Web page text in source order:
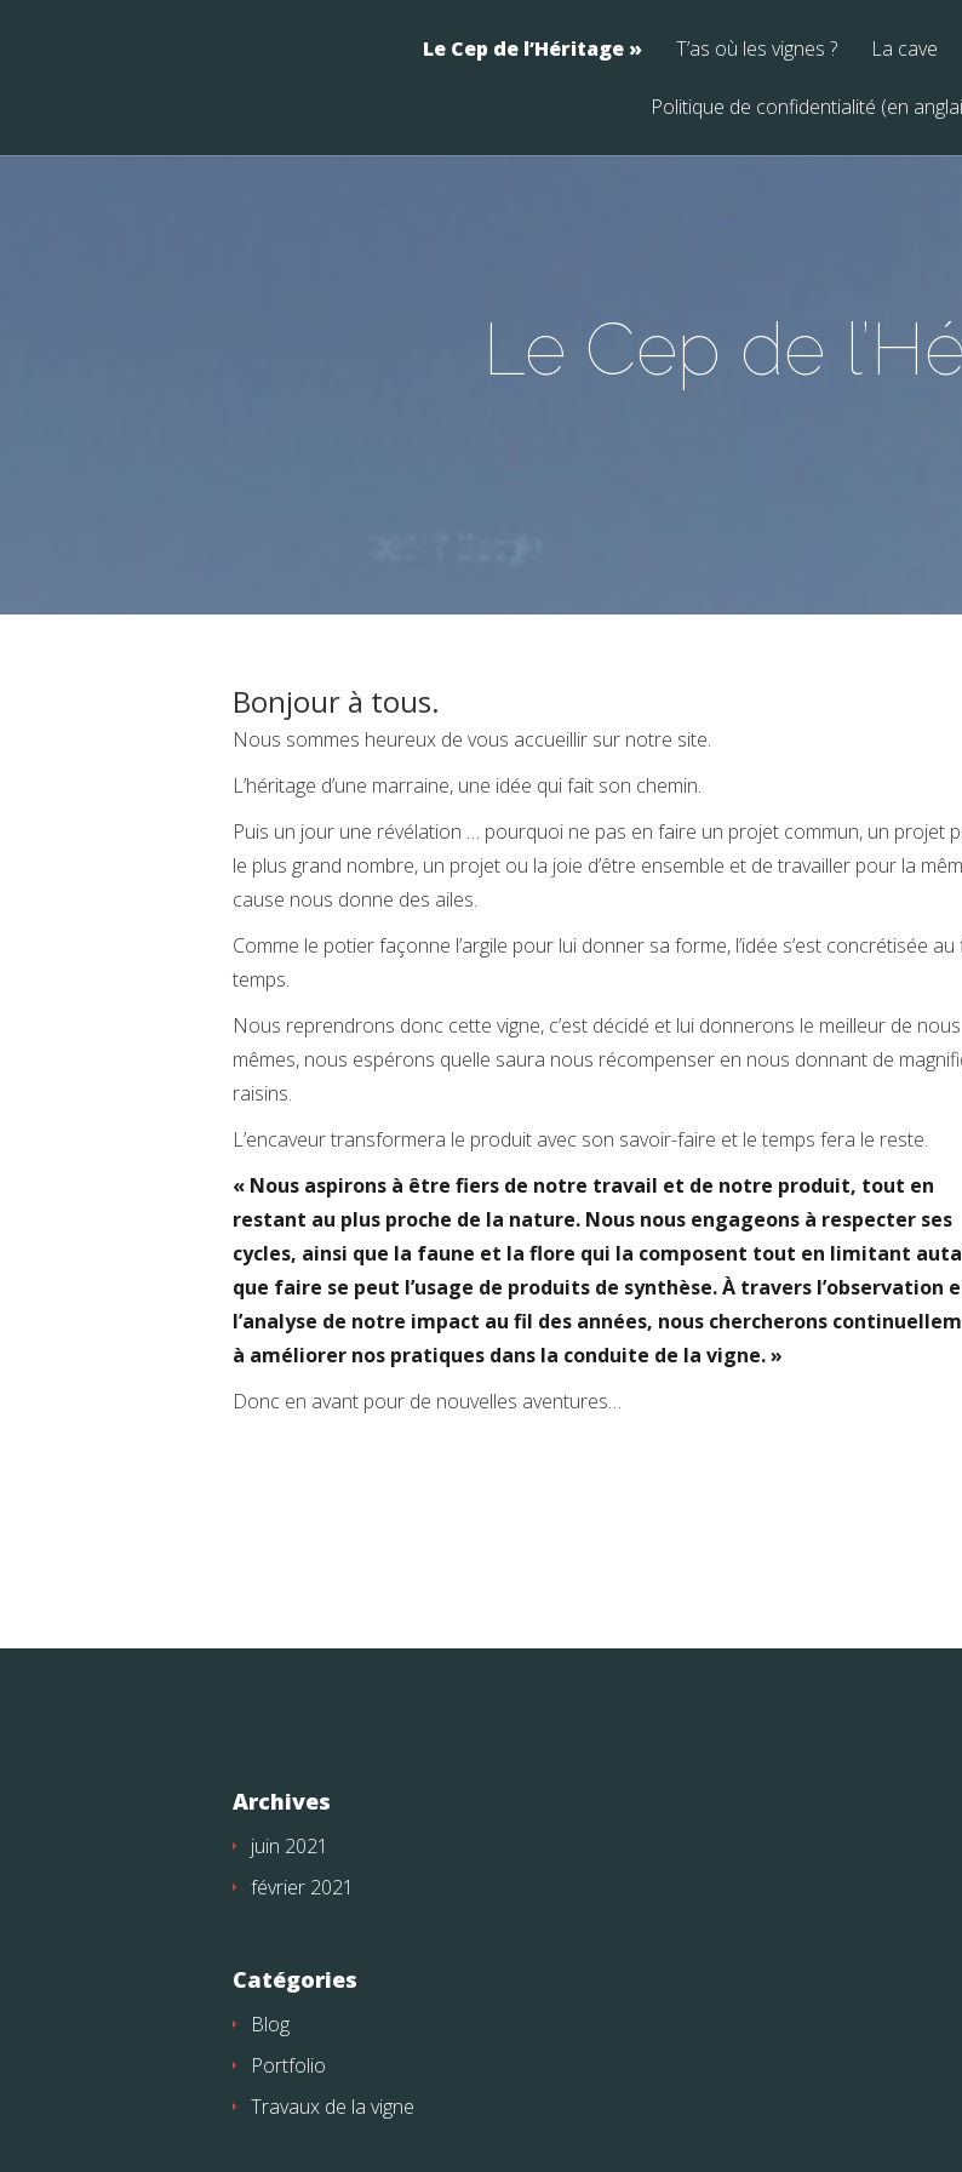
Le Cep de l’Héritage T’as où les vignes ? La cave
Politique de confidentialité (en
Le Cep de
Bonjour à tous.
Nous sommes heureux de vous accueillir sur notre site.
L’héritage d’une marraine, une idée qui fait son chemin.
Puis un jour une révélation … pourquoi ne pas en faire un projet commun, un projet
le plus grand nombre, un projet ou la joie d’être ensemble et de travailler pour la
cause nous donne des ailes.
Comme le potier façonne l’argile pour lui donner sa forme, l’idée s’est concrétisée au
temps.
Nous reprendrons donc cette vigne, c’est décidé et lui donnerons le meilleur de nous
mêmes, nous espérons quelle saura nous récompenser en nous donnant de
raisins.
L’encaveur transformera le produit avec son savoir-faire et le temps fera le reste.
« Nous aspirons à être fiers de notre travail et de notre produit, tout en
restant au plus proche de la nature. Nous nous engageons à respecter ses
cycles, ainsi que la faune et la flore qui la composent tout en limitant
que faire se peut l’usage de produits de synthèse. À travers l’observation
l’analyse de notre impact au fil des années, nous chercherons
à améliorer nos pratiques dans la conduite de la vigne. »
Donc en avant pour de nouvelles aventures…
Archives
juin 2021
février 2021
Catégories
Blog
Portfolio
Travaux de la vigne